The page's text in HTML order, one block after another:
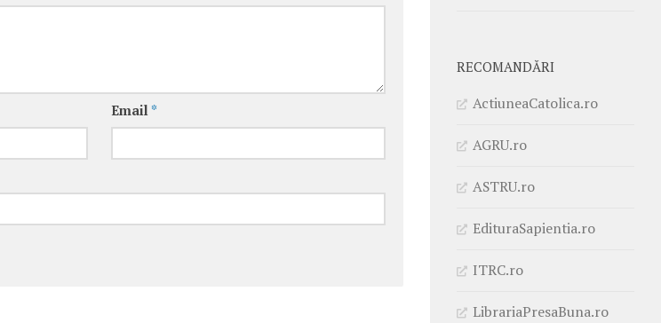
Email *
RECOMANDĂRI
ActiuneaCatolica.ro
AGRU.ro
ASTRU.ro
EdituraSapientia.ro
ITRC.ro
LibrariaPresaBuna.ro